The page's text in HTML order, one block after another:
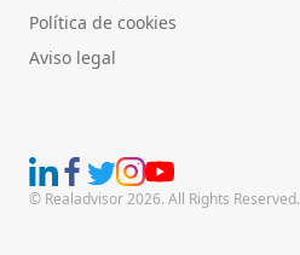
Política de cookies
Aviso legal
© Realadvisor 2026. All Rights Reserved.